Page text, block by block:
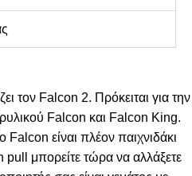
τον Falcon 2. Πρόκειται για την
Falcon και Falcon King.
είναι πλέον παιχνιδάκι
pull μπορείτε τώρα να αλλάξετε